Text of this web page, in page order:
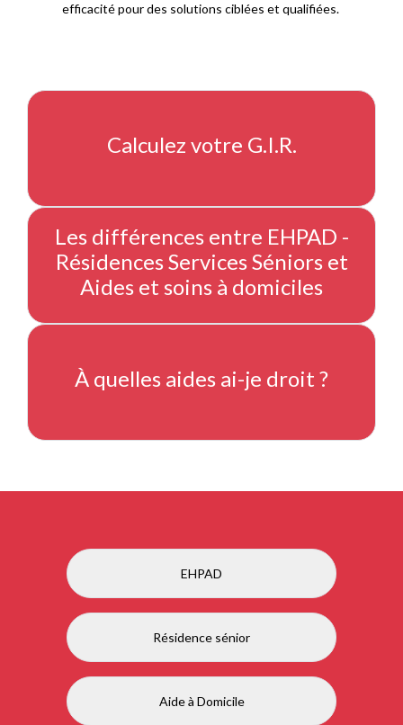
efficacité pour des solutions ciblées et qualifiées.
Calculez votre G.I.R.
Les différences entre EHPAD -
Résidences Services Séniors et
Aides et soins à domiciles
À quelles aides ai-je droit ?
EHPAD
Résidence sénior
Aide à Domicile